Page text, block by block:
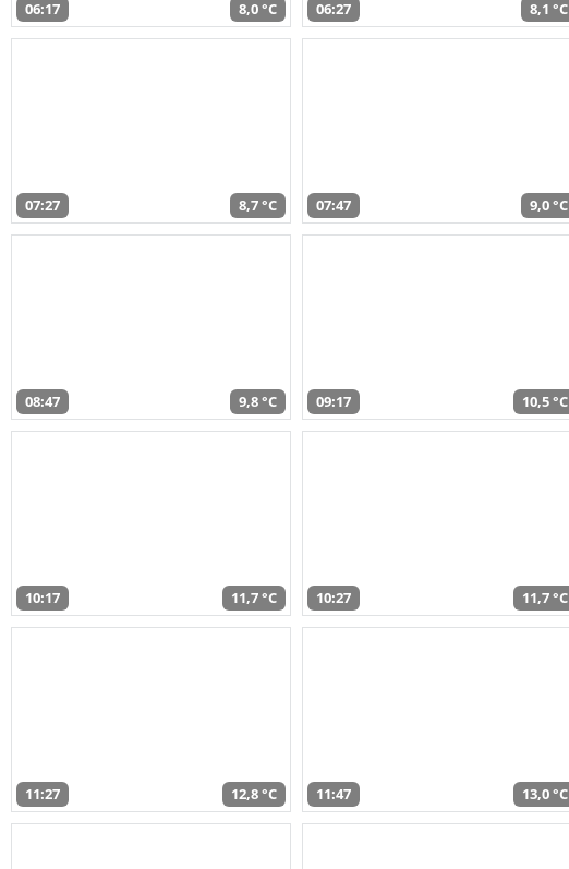
06:17 8,0 °C 06:27 8,1 °C
07:27 8,7 °C 07:47 9,0 °C
08:47 9,8 °C 09:17 10,5 °C
10:17 11,7 °C 10:27 11,7 °C
11:27 12,8 °C 11:47 13,0 °C